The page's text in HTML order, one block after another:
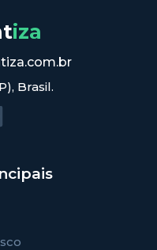
iza
Brasil.